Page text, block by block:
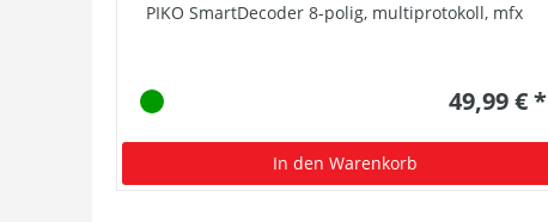
PIKO SmartDecoder 8-polig, multiprotokoll, mfx
49,99 € *
In den Warenkorb